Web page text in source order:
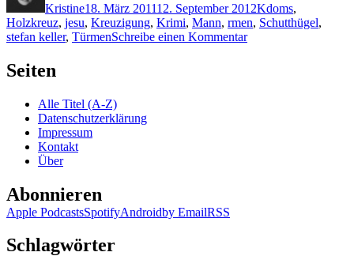
Kristine18. März 201112. September 2012Kdoms,
Holzkreuz, jesu, Kreuzigung, Krimi, Mann, rmen, Schutthügel,
stefan keller, TürmenSchreibe einen Kommentarzu
Seiten
Alle Titel (A-Z)
Datenschutzerklärung
Impressum
Kontakt
Über
Abonnieren
Apple PodcastsSpotifyAndroidby EmailRSS
Schlagwörter